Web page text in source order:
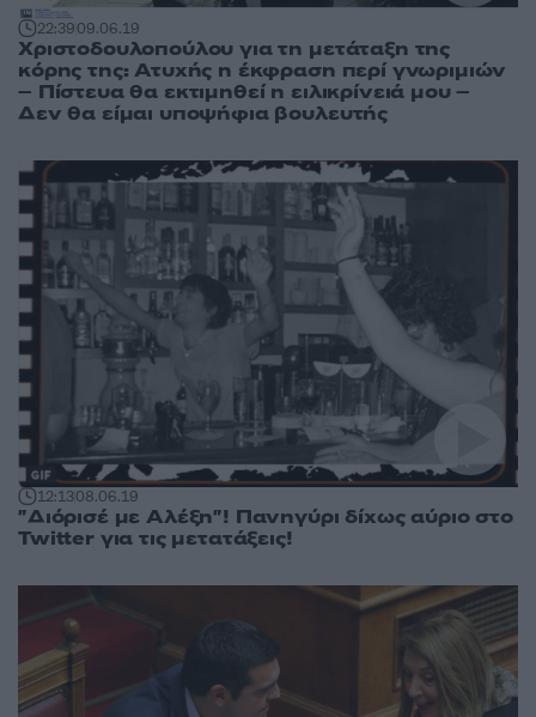
22:3909.06.19
Χριστοδουλοπούλου για τη μετάταξη της
κόρης της: Ατυχής η έκφραση περί γνωριμιών
– Πίστευα θα εκτιμηθεί η ειλικρίνειά μου –
Δεν θα είμαι υποψήφια βουλευτής
12:1308.06.19
"Διόρισέ με Αλέξη"! Πανηγύρι δίχως αύριο στο
Twitter για τις μετατάξεις!